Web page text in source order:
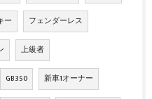
ー フェンダーレス
上級者
GB350 新車1オーナー